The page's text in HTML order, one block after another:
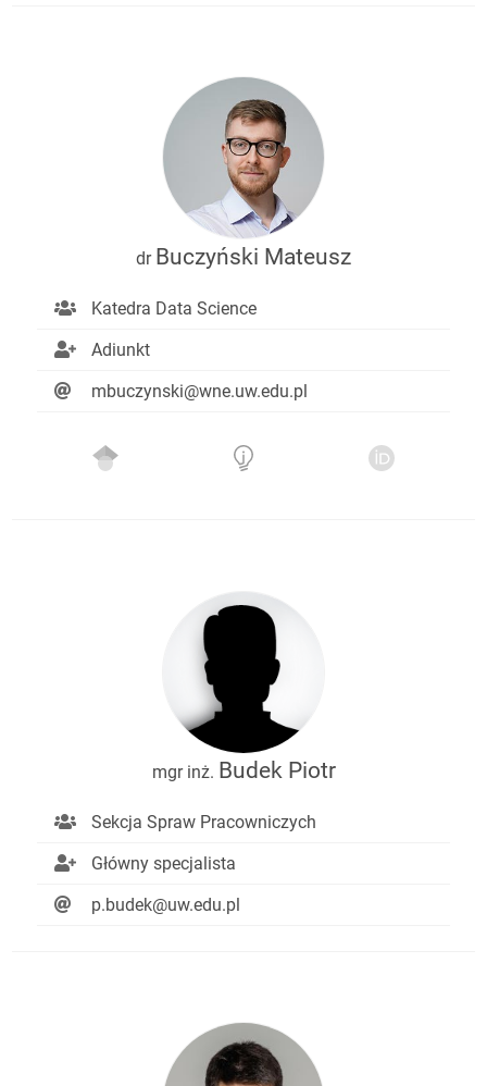
dr Buczyński Mateusz
Katedra Data Science
Adiunkt
mbuczynski@wne.uw.edu.pl
mgr inż. Budek Piotr
Sekcja Spraw Pracowniczych
Główny specjalista
p.budek@uw.edu.pl